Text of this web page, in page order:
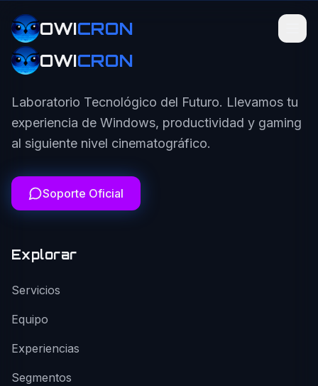
OWICRON
OWICRON
Laboratorio Tecnológico del Futuro. Llevamos tu
experiencia de Windows, productividad y gaming
al siguiente nivel cinematográfico.
Soporte Oficial
Explorar
Servicios
Equipo
Experiencias
Segmentos